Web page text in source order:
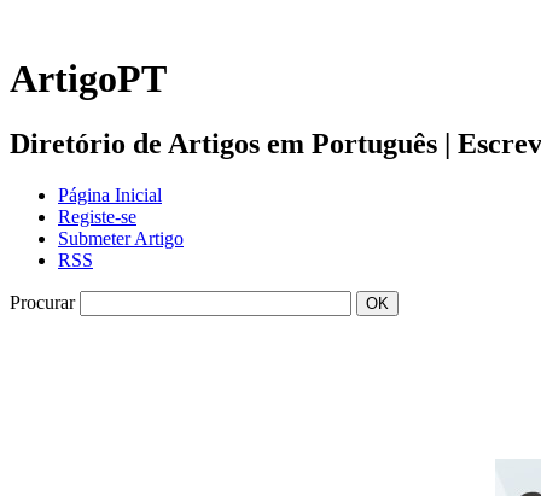
ArtigoPT
Diretório de Artigos em Português |
Página Inicial
Registe-se
Submeter Artigo
RSS
Procurar